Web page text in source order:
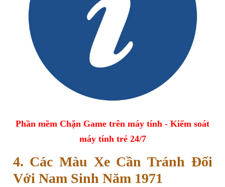
Phần mềm Chặn Game trên máy tính - Kiểm soát
máy tính trẻ 24/7
4. Các Màu Xe Cần Tránh Đối
Với Nam Sinh Năm 1971